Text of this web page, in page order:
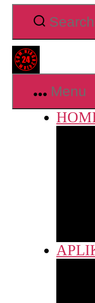
the
content
Search
Menu